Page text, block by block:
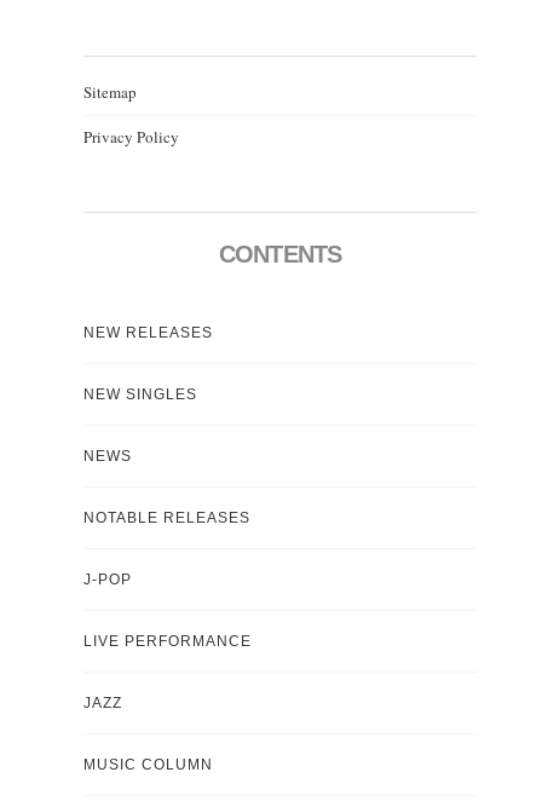
Sitemap
Privacy Policy
CONTENTS
NEW RELEASES
NEW SINGLES
NEWS
NOTABLE RELEASES
J-POP
LIVE PERFORMANCE
JAZZ
MUSIC COLUMN